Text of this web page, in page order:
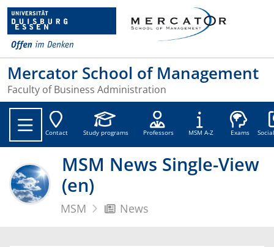
Mercator School of Management
Faculty of Business Administration
Contact Study programs Professors MSM A-Z Exams
MSM News Single-View
(en)
MSM News